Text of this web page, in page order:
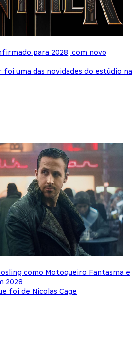
para 2028, com novo
foi uma das novidades do estúdio na
como Motoqueiro Fantasma e
2028
foi de Nicolas Cage